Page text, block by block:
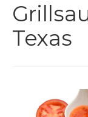
Grillfleisch &
Texas